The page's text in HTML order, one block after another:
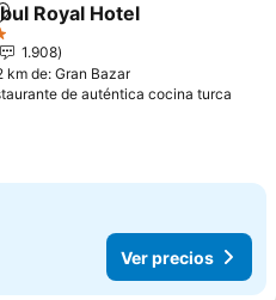
a favoritos
Royal Hotel
1.908
km de: Gran Bazar
de auténtica cocina turca
Ver precios